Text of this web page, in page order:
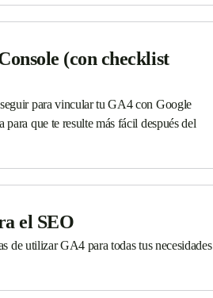
(con checklist
seguir para vincular tu GA4 con Google
que te resulte más fácil después del
el SEO
de utilizar GA4 para todas tus necesidades